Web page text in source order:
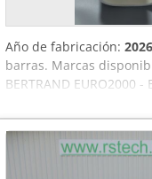
Año de fabricación: 2026
barras. Marcas
BERTRAND EURO2000 -
PAVAILLER - STAFF
que incluyen: - Banda